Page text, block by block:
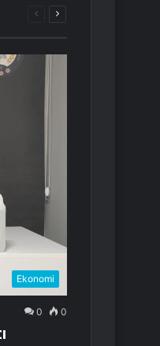
ÖncekiSonraki
Ekonomi
0 0